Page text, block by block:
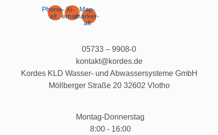
Phone-
alt
Xi-
email
Map-
marker-
alt
05733 – 9908-0
kontakt@kordes.de
Kordes KLD Wasser- und Abwassersysteme GmbH
Möllberger Straße 20 32602 Vlotho
Montag-Donnerstag
8:00 - 16:00